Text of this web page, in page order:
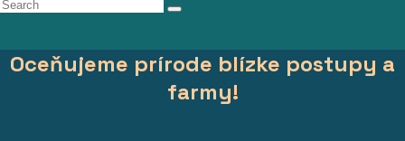
Oceňujeme prírode blízke postupy a
farmy!